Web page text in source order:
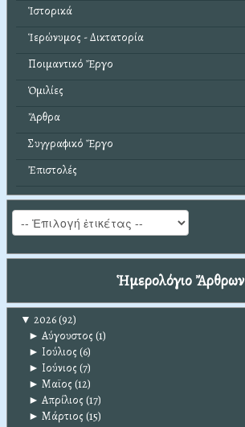
Ἱστορικά
Ἱερώνυμος - Δικτατορία
Ποιμαντικό Ἔργο
Ὁμιλίες
Ἄρθρα
Συγγραφικό Ἔργο
Ἐπιστολές
Ἡμερολόγιο Ἄρθρων
▼ 2026(92)
► Αύγουστος (1)
► Ιούλιος (6)
► Ιούνιος (7)
► Μαϊος (12)
► Απρίλιος (17)
► Μάρτιος (15)